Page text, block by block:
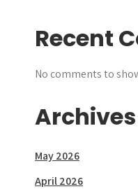
Recent
No comments to
Archives
May 2026
April 2026